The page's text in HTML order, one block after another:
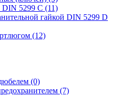
5299 C (11)
гайкой DIN 5299 D
(12)
(0)
(7)